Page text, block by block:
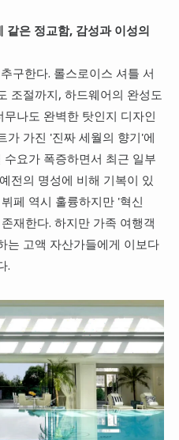
은 정교함, 감성과 이성의
구한다. 롤스로이스 셔틀 서
조절까지, 하드웨어의 완성도
나도 완벽한 탓인지 디자인
가 가진 '진짜 세월의 향기'에
요가 폭증하면서 최근 일부
전의 명성에 비해 기복이 있
페 역시 훌륭하지만 '혁신
재한다. 하지만 가족 여행객
는 고액 자산가들에게 이보다
.